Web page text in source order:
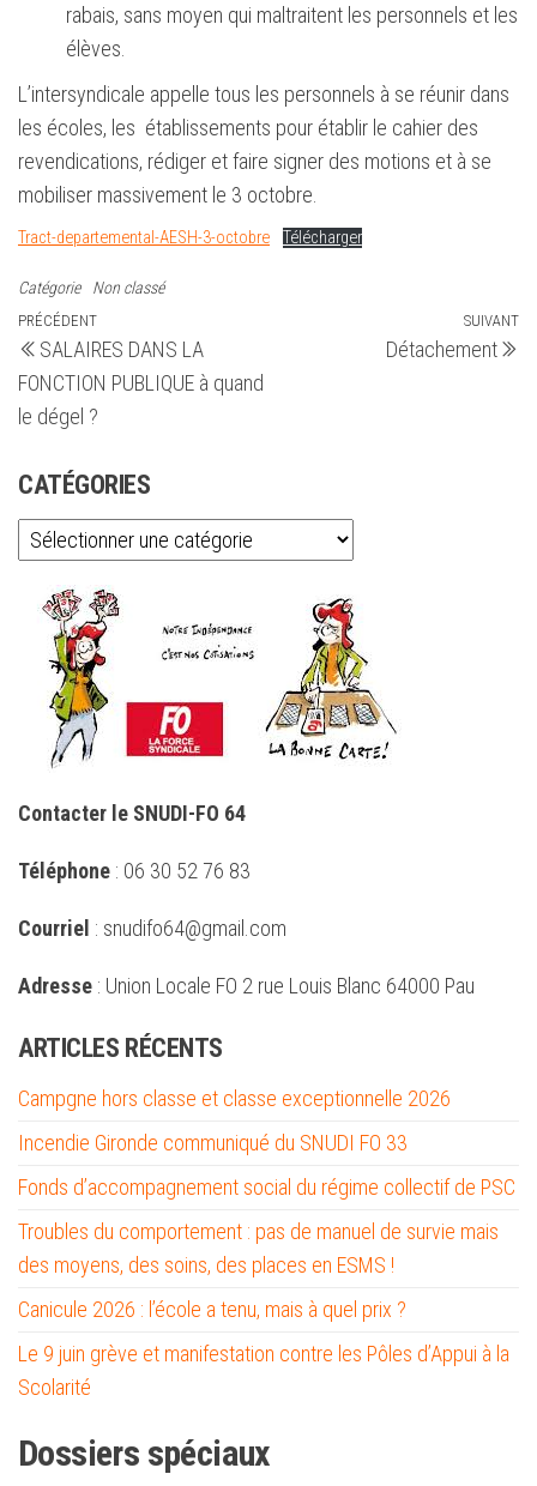
rabais, sans moyen qui maltraitent les personnels et les
élèves.
L’intersyndicale appelle tous les personnels à se réunir dans
les écoles, les établissements pour établir le cahier des
revendications, rédiger et faire signer des motions et à se
mobiliser massivement le 3 octobre.
Tract-departemental-AESH-3-octobre Télécharger
Catégorie Non classé
Navigation
de
l’article
Article
précédent
PRÉCÉDENT
SALAIRES DANS LA
FONCTION PUBLIQUE à quand
le dégel ?
SUIVANT
Détachement
CATÉGORIES
Catégories
Contacter le SNUDI-FO 64
Téléphone : 06 30 52 76 83
Courriel : snudifo64@gmail.com
Adresse : Union Locale FO 2 rue Louis Blanc 64000 Pau
ARTICLES RÉCENTS
Campgne hors classe et classe exceptionnelle 2026
Incendie Gironde communiqué du SNUDI FO 33
Fonds d’accompagnement social du régime collectif de PSC
Troubles du comportement : pas de manuel de survie mais
des moyens, des soins, des places en ESMS !
Canicule 2026 : l’école a tenu, mais à quel prix ?
Le 9 juin grève et manifestation contre les Pôles d’Appui à la
Scolarité
Dossiers spéciaux